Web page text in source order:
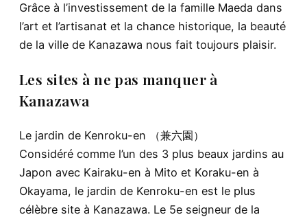
Grâce à l’investissement de la famille Maeda dans
l’art et l’artisanat et la chance historique, la beauté
de la ville de Kanazawa nous fait toujours plaisir.
Les sites à ne pas manquer à
Kanazawa
Le jardin de Kenroku-en （兼六園）
Considéré comme l’un des 3 plus beaux jardins au
Japon avec Kairaku-en à Mito et Koraku-en à
Okayama, le jardin de Kenroku-en est le plus
célèbre site à Kanazawa. Le 5e seigneur de la